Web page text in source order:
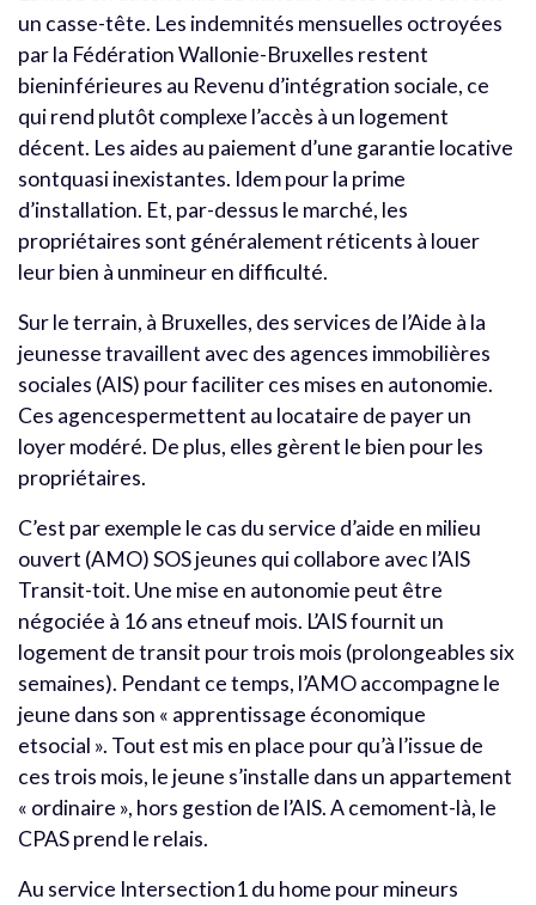
un casse-tête. Les indemnités mensuelles octroyées
par la Fédération Wallonie-Bruxelles restent
bieninférieures au Revenu d’intégration sociale, ce
qui rend plutôt complexe l’accès à un logement
décent. Les aides au paiement d’une garantie locative
sontquasi inexistantes. Idem pour la prime
d’installation. Et, par-dessus le marché, les
propriétaires sont généralement réticents à louer
leur bien à unmineur en difficulté.
Sur le terrain, à Bruxelles, des services de l’Aide à la
jeunesse travaillent avec des agences immobilières
sociales (AIS) pour faciliter ces mises en autonomie.
Ces agencespermettent au locataire de payer un
loyer modéré. De plus, elles gèrent le bien pour les
propriétaires.
C’est par exemple le cas du service d’aide en milieu
ouvert (AMO) SOS jeunes qui collabore avec l’AIS
Transit-toit. Une mise en autonomie peut être
négociée à 16 ans etneuf mois. L’AIS fournit un
logement de transit pour trois mois (prolongeables six
semaines). Pendant ce temps, l’AMO accompagne le
jeune dans son « apprentissage économique
etsocial ». Tout est mis en place pour qu’à l’issue de
ces trois mois, le jeune s’installe dans un appartement
« ordinaire », hors gestion de l’AIS. A cemoment-là, le
CPAS prend le relais.
Au service Intersection1 du home pour mineurs